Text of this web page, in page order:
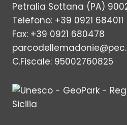
Petralia Sottana (PA)
Telefono: +39 0921 684011
Fax: +39 0921 680478
C.Fiscale: 95002760825